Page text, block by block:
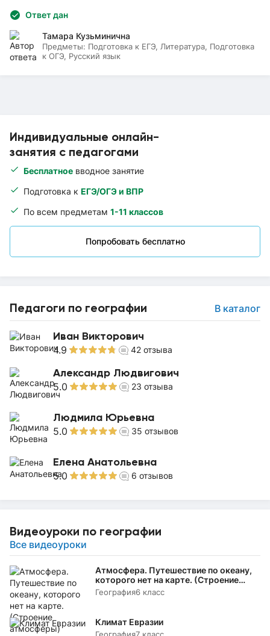
Индивидуальные онлайн-
занятия с педагогами
Бесплатное вводное занятие
Подготовка к ЕГЭ/ОГЭ и ВПР
По всем предметам 1-11 классов
Попробовать бесплатно
Педагоги по географии В каталог
Иван Викторович
4.9 42 отзыва
Александр Людвигович
5.0 23 отзыва
Людмила Юрьевна
5.0 35 отзывов
Елена Анатольевна
5.0 6 отзывов
Видеоуроки по географии
Все видеоуроки
Атмосфера. Путешествие по океану,
которого нет на карте. (Строение
атмосферы)
География6 класс
Климат Евразии
Ответ дан
Тамара Кузьминична
Предметы: Подготовка к ЕГЭ, Литература, Подготовка
к ОГЭ, Русский язык